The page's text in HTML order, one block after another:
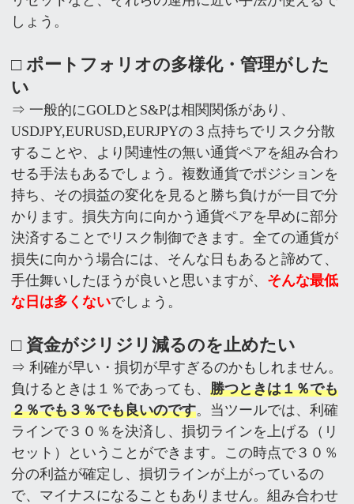
しょう。
□ ポートフォリオの多様化・管理がした
い
⇒ 一般的にGOLDとS&Pは相関関係があり、
USDJPY,EURUSD,EURJPYの３点持ちでリスク分散
することや、より関連性の無い通貨ペアを組み合わ
せる手法もあるでしょう。複数通貨でポジションを
持ち、その損益の変化を見ると勝ち負けが一目で分
かります。損失方向に向かう通貨ペアを早めに部分
決済することでリスク制御できます。全ての通貨が
損失に向かう場合には、そんな日もあると諦めて、
手仕舞いしたほうが良いと思いますが、 そんな最低
な日は多くないでしょう。
□ 資金がジリジリ減るのを止めたい
⇒ 利確が早い・損切が早すぎるのかもしれません。
負けるときは１％であっても、 勝つときは１％でも
２％でも３％でも良いのです。当ツールでは、利確
ラインで３０％を決済し、損切ラインを上げる（リ
セット）ということができます。この時点で３０％
分の利益が確定し、損切ラインが上がっているの
で、マイナスになることもありません。組み合わせ